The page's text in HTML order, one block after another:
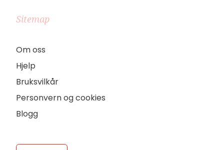
Sitemap
Om oss
Hjelp
Bruksvilkår
Personvern og cookies
Blogg